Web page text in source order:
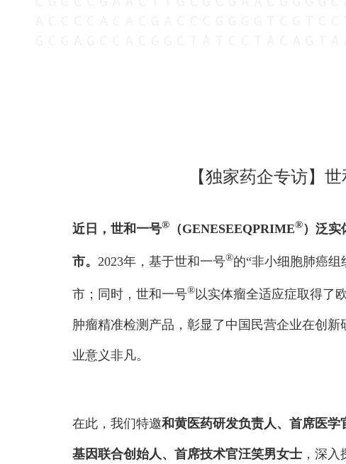
【独家药企专访】
近日， 世和一号® （GENESEEQPRIME®） 泛实
市。 2023年，基于世和一号®的“非小细胞肺癌
市；同时，世和一号®以实体瘤全适应症取得了
肿瘤精准检测产品，彰显了中国民营企业在创
业意义非凡。
在此，我们特邀和黄医药研发负责人、首席医学
基因联合创始人、首席技术官汪笑男女士 ，深